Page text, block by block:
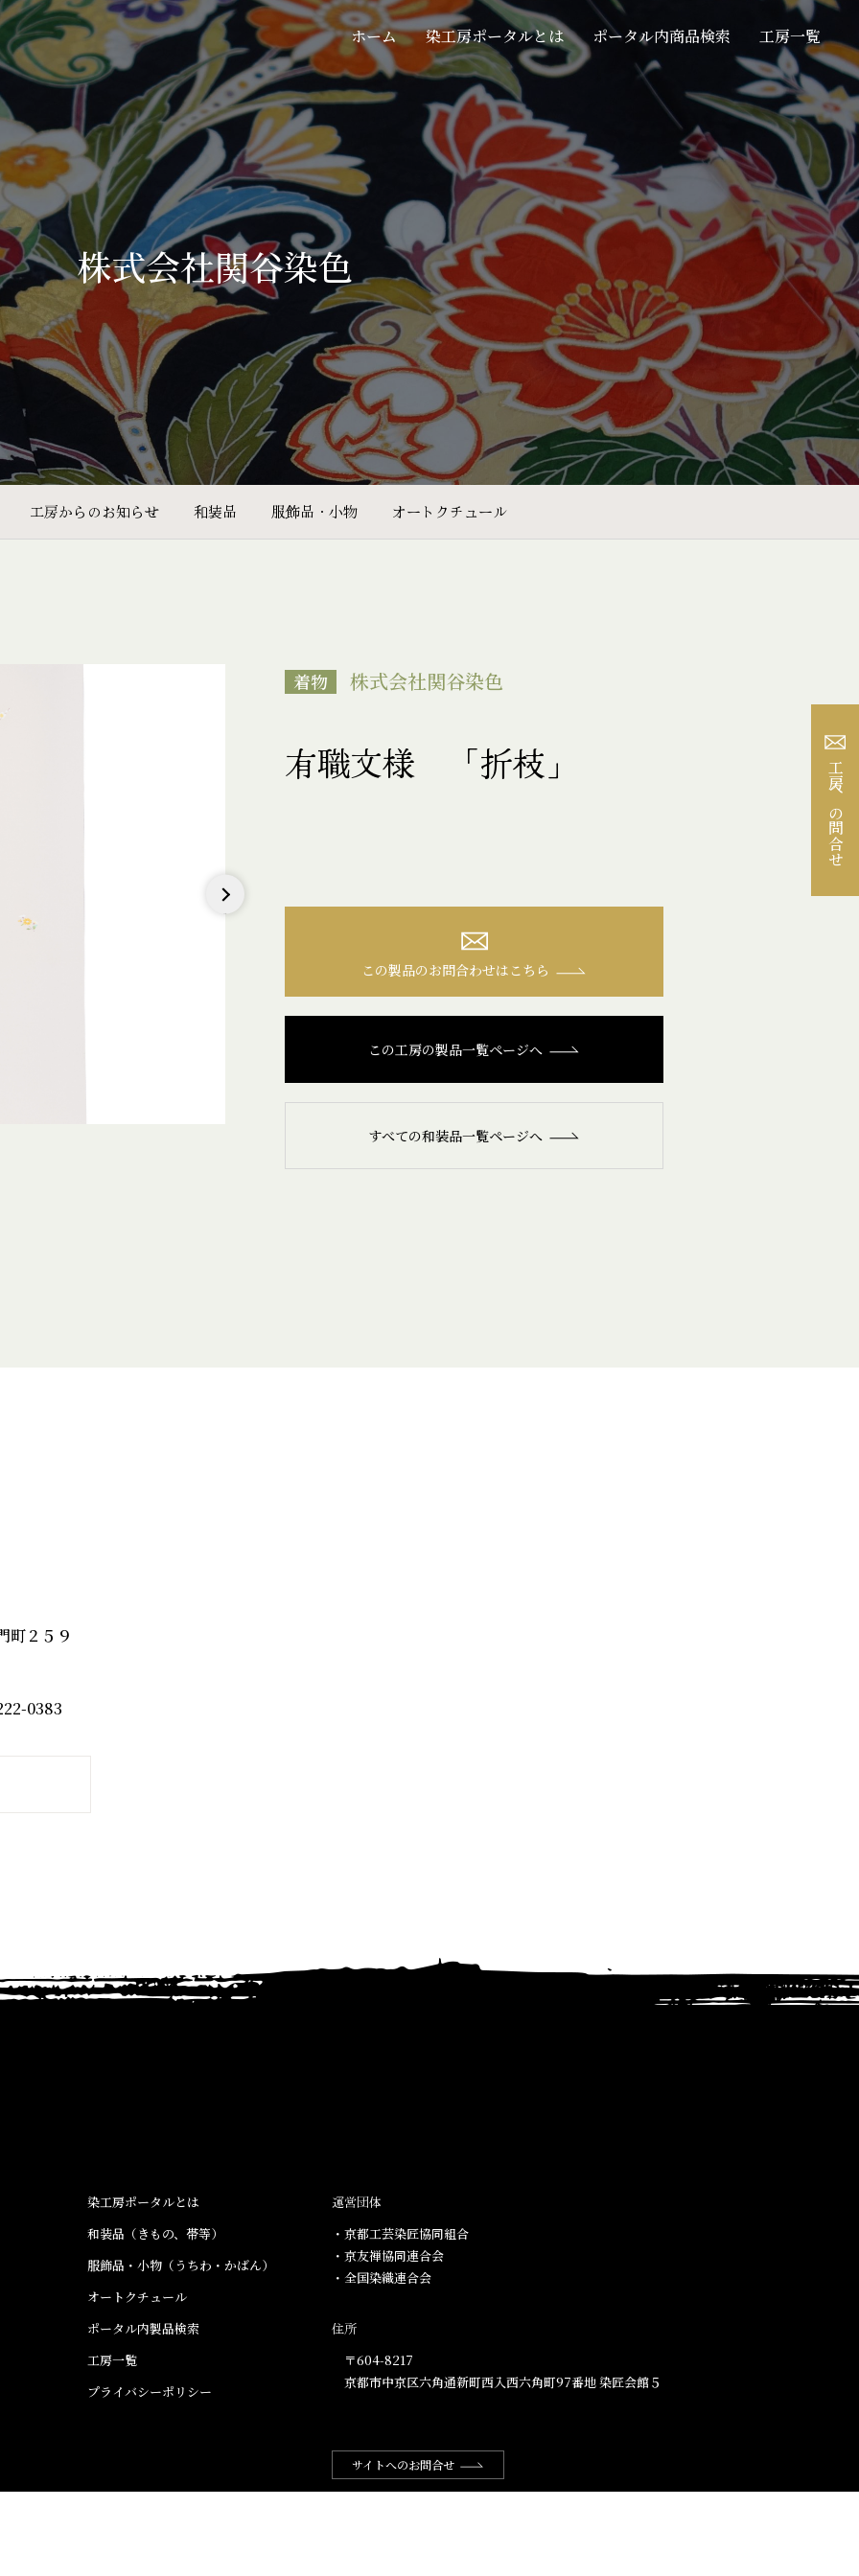
ホーム 染工房ポータルとは ポータル内商品検索 工房一覧
株式会社関谷染色
工房からのお知らせ 和装品 服飾品・小物 オートクチュール
工房への問合せ
着物 株式会社関谷染色
有職文様 「折枝」
この製品のお問合わせはこちら
この工房の製品一覧ページへ
すべての和装品一覧ページへ
町２５９
0383
染工房ポータルとは
和装品（きもの、帯等）​
服飾品・小物​（うちわ・かばん）
オートクチュール
ポータル内製品検索
工房一覧
プライバシーポリシー
運営団体
・京都工芸染匠協同組合​
・京友禅協同連合会
・全国染織連合会
住所
〒604-8217
京都市中京区六角通新町西入西六角町97番地​ 染匠会館５
サイトへのお問合せ